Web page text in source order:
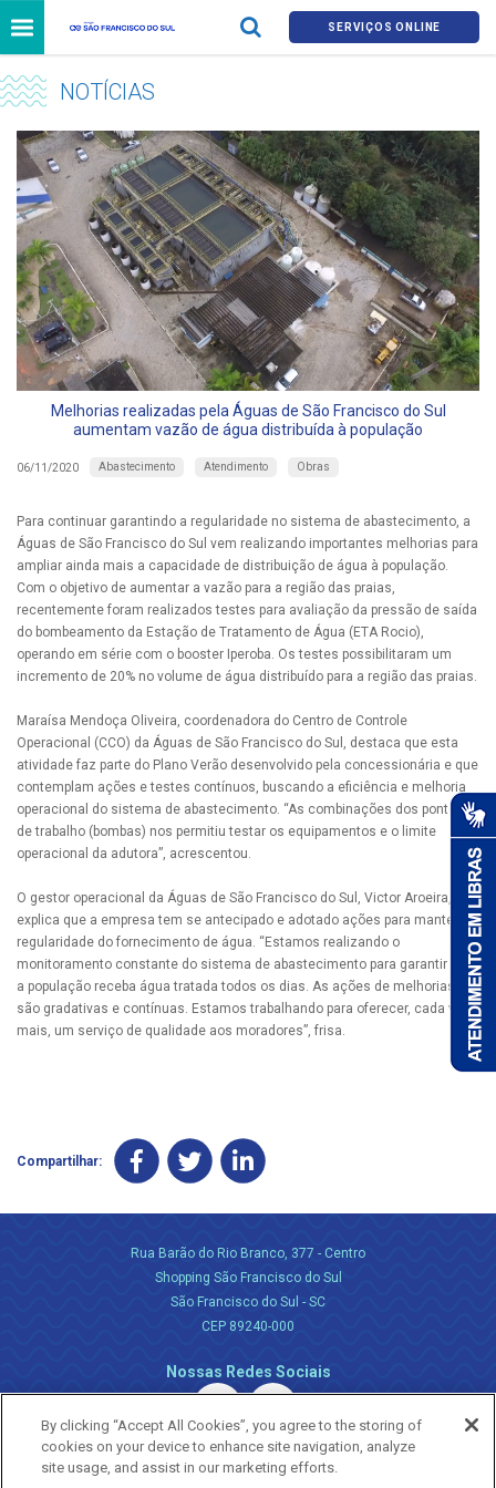
SERVIÇOS ONLINE
NOTÍCIAS
Melhorias realizadas pela Águas de São Francisco do Sul
aumentam vazão de água distribuída à população
06/11/2020 Abastecimento Atendimento Obras
Para continuar garantindo a regularidade no sistema de abastecimento, a
Águas de São Francisco do Sul vem realizando importantes melhorias para
ampliar ainda mais a capacidade de distribuição de água à população.
Com o objetivo de aumentar a vazão para a região das praias,
recentemente foram realizados testes para avaliação da pressão de saída
do bombeamento da Estação de Tratamento de Água (ETA Rocio),
operando em série com o booster Iperoba. Os testes possibilitaram um
incremento de 20% no volume de água distribuído para a região das praias.
Maraísa Mendoça Oliveira, coordenadora do Centro de Controle
Operacional (CCO) da Águas de São Francisco do Sul, destaca que esta
atividade faz parte do Plano Verão desenvolvido pela concessionária e que
contemplam ações e testes contínuos, buscando a eficiência e melhoria
operacional do sistema de abastecimento. “As combinações dos pontos
de trabalho (bombas) nos permitiu testar os equipamentos e o limite
operacional da adutora”, acrescentou.
O gestor operacional da Águas de São Francisco do Sul, Victor Aroeira,
explica que a empresa tem se antecipado e adotado ações para manter a
regularidade do fornecimento de água. “Estamos realizando o
monitoramento constante do sistema de abastecimento para garantir que
a população receba água tratada todos os dias. As ações de melhorias
são gradativas e contínuas. Estamos trabalhando para oferecer, cada vez
mais, um serviço de qualidade aos moradores”, frisa.
Compartilhar:
Rua Barão do Rio Branco, 377 - Centro
Shopping São Francisco do Sul
São Francisco do Sul - SC
CEP 89240-000
Nossas Redes Sociais
By clicking “Accept All Cookies”, you agree to the storing of
cookies on your device to enhance site navigation, analyze
site usage, and assist in our marketing efforts.